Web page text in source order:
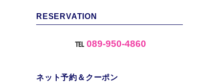
RESERVATION
℡ 089-950-4860
ネット予約＆クーポン